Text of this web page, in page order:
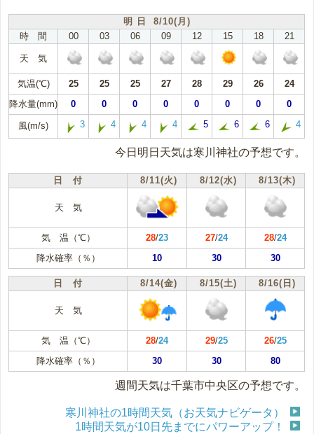
明 日 8/10(月)
時 間
00 03 06 09 12 15 18 21
天 気
気温(℃) 25 25 25 27 28 29 26
24
降水量(mm)
0 0 0 0 0 0 0 0
風(m/s) 3 4 4 4 5 6 6 4
今日明日天気は寒川神社の予想です。
日 付 8/11(火) 8/12(水) 8/13(木)
天 気
気 温（℃） 28/23 27/24 28/24
降水確率（％）
10 30 30
日 付 8/14(金) 8/15(土) 8/16(日)
天 気
気 温（℃） 28/24 29/25 26/25
降水確率（％）
30 30 80
週間天気は千葉市中央区の予想です。
寒川神社の1時間天気（お天気ナビゲータ）
1時間天気が10日先までにパワーアップ！